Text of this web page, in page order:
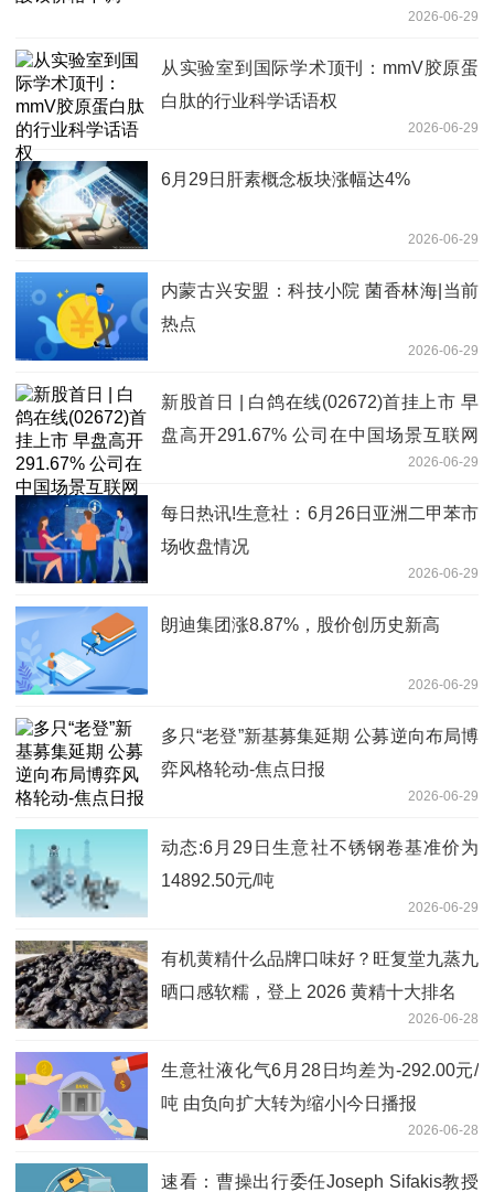
2026-06-29
从实验室到国际学术顶刊：mmV胶原蛋
白肽的行业科学话语权
2026-06-29
6月29日肝素概念板块涨幅达4%
2026-06-29
内蒙古兴安盟：科技小院 菌香林海|当前
热点
2026-06-29
新股首日 | 白鸽在线(02672)首挂上市 早
盘高开291.67% 公司在中国场景互联网
2026-06-29
每日热讯!生意社：6月26日亚洲二甲苯市
场收盘情况
2026-06-29
朗迪集团涨8.87%，股价创历史新高
2026-06-29
多只“老登”新基募集延期 公募逆向布局博
弈风格轮动-焦点日报
2026-06-29
动态:6月29日生意社不锈钢卷基准价为
14892.50元/吨
2026-06-29
有机黄精什么品牌口味好？旺复堂九蒸九
晒口感软糯，登上 2026 黄精十大排名
2026-06-28
生意社液化气6月28日均差为-292.00元/
吨 由负向扩大转为缩小|今日播报
2026-06-28
速看：曹操出行委任Joseph Sifakis教授